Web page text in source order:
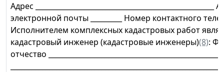
Адрес ___________________________________________________
электронной почты _________ Номер контактного
Исполнителем комплексных кадастровых работ
кадастровый инженер (кадастровые инженеры)(8):
отчество